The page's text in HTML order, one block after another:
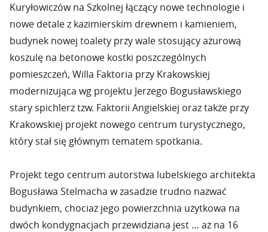
Kuryłowiczów na Szkolnej łączący nowe technologie i
nowe detale z kazimierskim drewnem i kamieniem,
budynek nowej toalety przy wale stosujący ażurową
koszulę na betonowe kostki poszczególnych
pomieszczeń, Willa Faktoria przy Krakowskiej
modernizująca wg projektu Jerzego Bogusławskiego
stary spichlerz tzw. Faktorii Angielskiej oraz także przy
Krakowskiej projekt nowego centrum turystycznego,
który stał się głównym tematem spotkania.
Projekt tego centrum autorstwa lubelskiego architekta
Bogusława Stelmacha w zasadzie trudno nazwać
budynkiem, chociaż jego powierzchnia użytkowa na
dwóch kondygnacjach przewidziana jest … aż na 16